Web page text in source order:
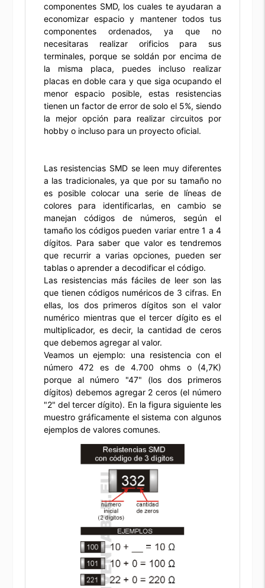
componentes SMD, los cuales te ayudaran a
economizar espacio y mantener todos tus
componentes ordenados, ya que no
necesitaras realizar orificios para sus
terminales, porque se soldán por encima de
la misma placa, puedes incluso realizar
placas en doble cara y que siga ocupando el
menor espacio posible, estas resistencias
tienen un factor de error de solo el 5%, siendo
la mejor opción para realizar circuitos por
hobby o incluso para un proyecto oficial.
Las resistencias SMD se leen muy diferentes
a las tradicionales, ya que por su tamaño no
es posible colocar una serie de líneas de
colores para identificarlas, en cambio se
manejan códigos de números, según el
tamaño los códigos pueden variar entre 1 a 4
dígitos. Para saber que valor es tendremos
que recurrir a varias opciones, pueden ser
tablas o aprender a decodificar el código.
Las resistencias más fáciles de leer son las
que tienen códigos numéricos de 3 cifras. En
ellas, los dos primeros dígitos son el valor
numérico mientras que el tercer dígito es el
multiplicador, es decir, la cantidad de ceros
que debemos agregar al valor.
Veamos un ejemplo: una resistencia con el
número 472 es de 4.700 ohms o (4,7K)
porque al número "47" (los dos primeros
dígitos) debemos agregar 2 ceros (el número
"2" del tercer dígito). En la figura siguiente les
muestro gráficamente el sistema con algunos
ejemplos de valores comunes.